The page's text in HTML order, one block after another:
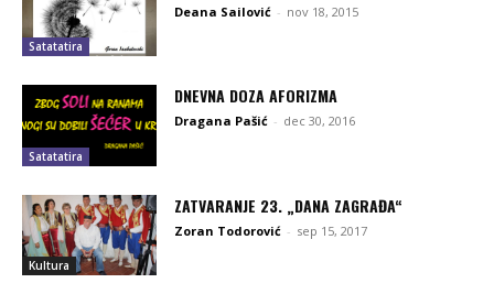
Satatatira
Deana Sailović - nov 18, 2015
Satatatira
DNEVNA DOZA AFORIZMA
Dragana Pašić - dec 30, 2016
Kultura
ZATVARANJE 23. „DANA ZAGRAĐA“
Zoran Todorović - sep 15, 2017